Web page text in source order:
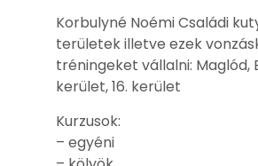
Korbulyné Noémi Családi
területek illetve ezek
tréningeket vállalni: Maglód,
kerület, 16. kerület
Kurzusok:
– egyéni